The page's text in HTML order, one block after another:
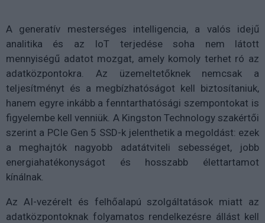
A generatív mesterséges intelligencia, a valós idejű
analitika és az IoT terjedése soha nem látott
mennyiségű adatot mozgat, amely komoly terhet ró az
adatközpontokra. Az üzemeltetőknek nemcsak a
teljesítményt és a megbízhatóságot kell biztosítaniuk,
hanem egyre inkább a fenntarthatósági szempontokat is
figyelembe kell venniük. A Kingston Technology szakértői
szerint a PCIe Gen 5 SSD-k jelenthetik a megoldást: ezek
a meghajtók nagyobb adatátviteli sebességet, jobb
energiahatékonyságot és hosszabb élettartamot
kínálnak.
Az AI-vezérelt és felhőalapú szolgáltatások miatt az
adatközpontoknak folyamatos rendelkezésre állást kell